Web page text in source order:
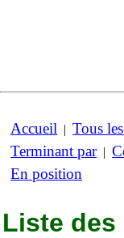
Accueil | Tous
Terminant par|
En position
Liste des